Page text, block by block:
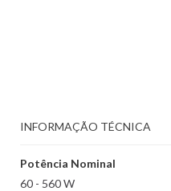
INFORMAÇÃO TÉCNICA
Potência Nominal
60 - 560 W